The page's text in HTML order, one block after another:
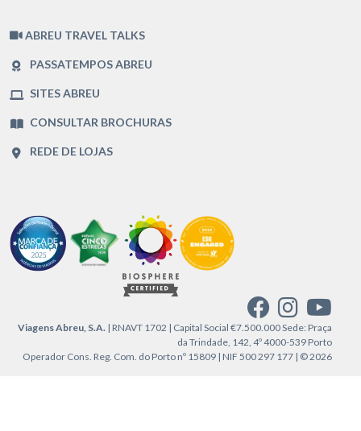
ABREU TRAVEL TALKS
PASSATEMPOS ABREU
SITES ABREU
CONSULTAR BROCHURAS
REDE DE LOJAS
Viagens Abreu, S.A. | RNAVT 1702 | Capital Social €7.500.000 Sede: Praça
da Trindade, 142, 4º 4000-539 Porto
Operador Cons. Reg. Com. do Porto nº 15809 | NIF 500 297 177 | © 2026